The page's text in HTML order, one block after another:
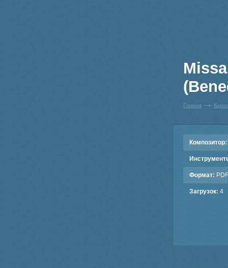
Главная
Композитор:
Формат: PDF
Загрузок: 4